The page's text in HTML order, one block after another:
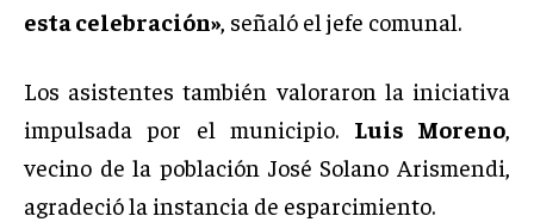
esta celebración», señaló el jefe comunal.
Los asistentes también valoraron la iniciativa
impulsada por el municipio. Luis Moreno,
vecino de la población José Solano Arismendi,
agradeció la instancia de esparcimiento.